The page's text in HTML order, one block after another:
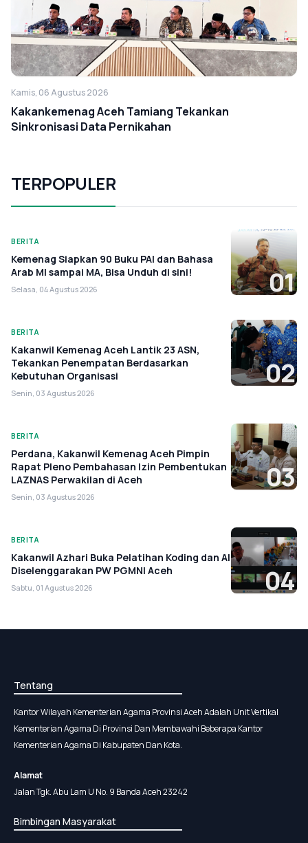
Kamis, 06 Agustus 2026
Kakankemenag Aceh Tamiang Tekankan
Sinkronisasi Data Pernikahan
TERPOPULER
BERITA
Kemenag Siapkan 90 Buku PAI dan Bahasa
Arab MI sampai MA, Bisa Unduh di sini!
Selasa, 04 Agustus 2026 01
BERITA
Kakanwil Kemenag Aceh Lantik 23 ASN,
Tekankan Penempatan Berdasarkan
Kebutuhan Organisasi
Senin, 03 Agustus 2026
02
BERITA
Perdana, Kakanwil Kemenag Aceh Pimpin
Rapat Pleno Pembahasan Izin Pembentukan
LAZNAS Perwakilan di Aceh
Senin, 03 Agustus 2026
03
BERITA
Kakanwil Azhari Buka Pelatihan Koding dan AI
Diselenggarakan PW PGMNI Aceh
Sabtu, 01 Agustus 2026 04
Tentang
Kantor Wilayah Kementerian Agama Provinsi Aceh Adalah Unit Vertikal
Kementerian Agama Di Provinsi Dan Membawahi Beberapa Kantor
Kementerian Agama Di Kabupaten Dan Kota.
Alamat
Jalan Tgk. Abu Lam U No. 9 Banda Aceh 23242
Bimbingan Masyarakat